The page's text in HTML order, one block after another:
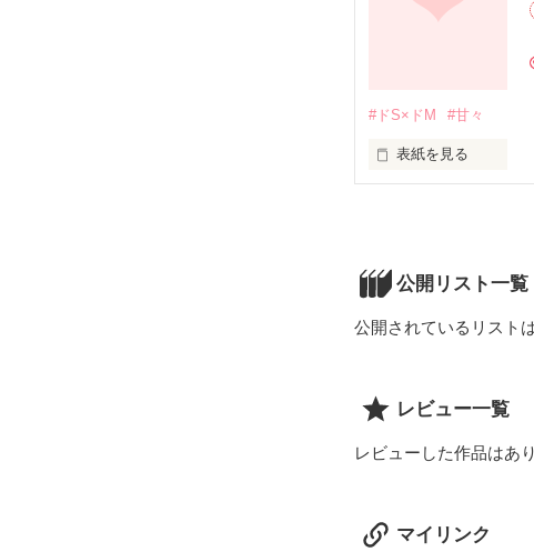
#ドS×ドM #甘々
表紙を見る
とてつもなく下手
公開リスト一覧
公開されているリスト
レビュー一覧
レビューした作品はあ
マイリンク